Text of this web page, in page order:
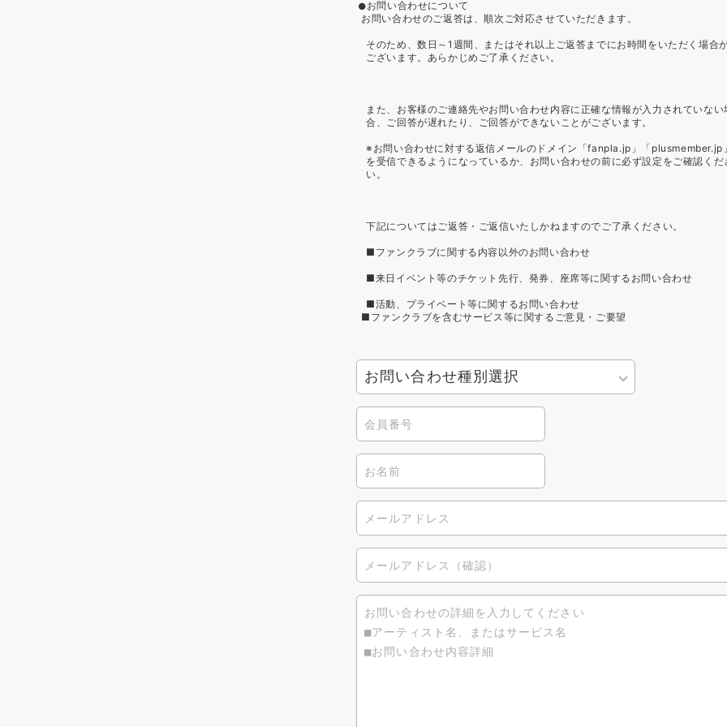
お問い合わせについて
お問い合わせのご返答は、順次ご対応させていただきます。
そのため、数日～1週間、またはそれ以上ご返答までにお時間をいただく場合
ございます。あらかじめご了承ください。
また、お客様のご連絡先やお問い合わせ内容に正確な情報が入力されていない
合、ご回答が遅れたり、ご回答ができないことがございます。
※お問い合わせに対する返信メールのドメイン「fanpla.jp」「plusmember.jp」
を受信できるようになっているか、お問い合わせの前に必ず設定をご確認くだ
い。
下記についてはご返答・ご返信いたしかねますのでご了承ください。
■ファンクラブに関する内容以外のお問い合わせ
■来日イベント等のチケット先行、発券、座席等に関するお問い合わせ
■活動、プライベート等に関するお問い合わせ
■ファンクラブを含むサービス等に関するご意見・ご要望